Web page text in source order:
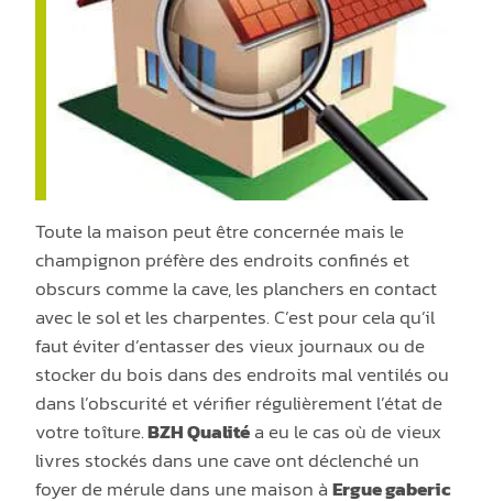
Toute la maison peut être concernée mais le
champignon préfère des endroits confinés et
obscurs comme la cave, les planchers en contact
avec le sol et les charpentes. C’est pour cela qu’il
faut éviter d’entasser des vieux journaux ou de
stocker du bois dans des endroits mal ventilés ou
dans l’obscurité et vérifier régulièrement l’état de
votre toîture.BZH Qualitéa eu le cas où de vieux
livres stockés dans une cave ont déclenché un
foyer de mérule dans une maison àErgue gaberic